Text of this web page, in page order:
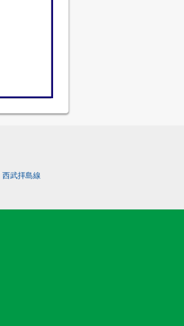
西武拝島線